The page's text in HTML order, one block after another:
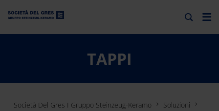
TAPPI
Società Del Gres I Gruppo Steinzeug-Keramo
Soluzioni